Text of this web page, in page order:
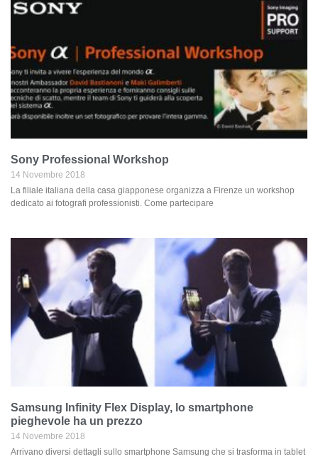
Sony Professional Workshop
14 Novembre 2018
La filiale italiana della casa giapponese organizza a Firenze un workshop
dedicato ai fotografi professionisti. Come partecipare
Samsung Infinity Flex Display, lo smartphone
pieghevole ha un prezzo
14 Novembre 2018
Arrivano diversi dettagli sullo smartphone Samsung che si trasforma in tablet